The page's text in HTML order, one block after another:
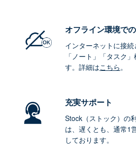
オフライン環境で
インターネットに接続
「ノート」「タスク
す。詳細はこちら。
充実サポート
Stock（ストック）の
は、遅くとも、通常1
しております。